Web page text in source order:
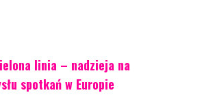
linia – nadzieja na
spotkań w Europie